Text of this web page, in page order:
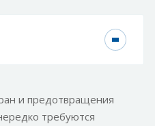
и предотвращения
требуются